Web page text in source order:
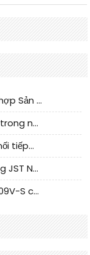
CNC Tech Đánh giá và Hướng dẫn Kết hợp Sản xuất Linh kiện Cable Nội địa
I-Pex cao tần dây束 giải pháp thay thế trong nước phân tích
CLIFF dưới参照 của tiêu chuẩn kiểm tra nối tiếp器 trong nước được cập nhật
JST kết nối - cung cấp kết nối chính hãng JST NSHR-02V-S | sản phẩm thay thế
JST kết nối - cung cấp kết nối JST GHR-09V-S chính hãng | hàng thay thế